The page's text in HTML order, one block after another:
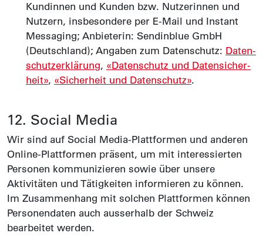
Kundinnen und Kunden bzw. Nutzerinnen und
Nutzern, insbesondere per E-Mail und Instant
Messaging; Anbieterin: Sendinblue GmbH
(Deutschland); Angaben zum Daten­schutz: Daten­
schutz­erklärung, «Daten­schutz und Daten­sicher­
heit», «Sicher­heit und Daten­schutz».
12. Social Media
Wir sind auf Social Media-Plattformen und anderen
Online-Plattformen präsent, um mit interessierten
Personen kommunizieren sowie über unsere
Aktivitäten und Tätigkeiten informieren zu können.
Im Zusammenhang mit solchen Plattformen können
Personendaten auch ausserhalb der Schweiz
bearbeitet werden.